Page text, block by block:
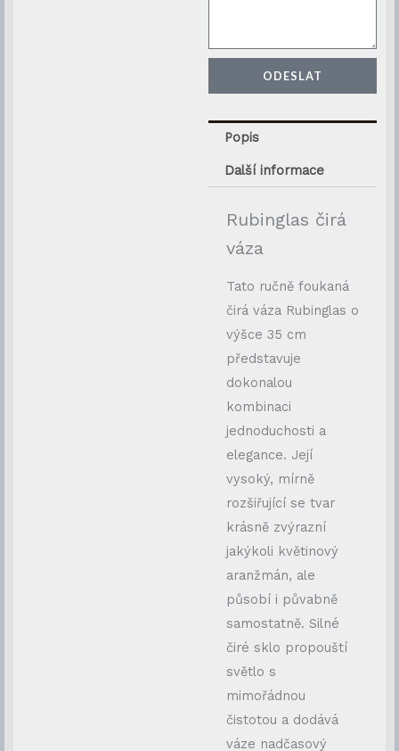
ODESLAT
Popis
Další informace
Rubinglas čirá
váza
Tato ručně foukaná
čirá váza Rubinglas o
výšce 35 cm
představuje
dokonalou
kombinaci
jednoduchosti a
elegance. Její
vysoký, mírně
rozšiřující se tvar
krásně zvýrazní
jakýkoli květinový
aranžmán, ale
působí i půvabně
samostatně. Silné
čiré sklo propouští
světlo s
mimořádnou
čistotou a dodává
váze nadčasový